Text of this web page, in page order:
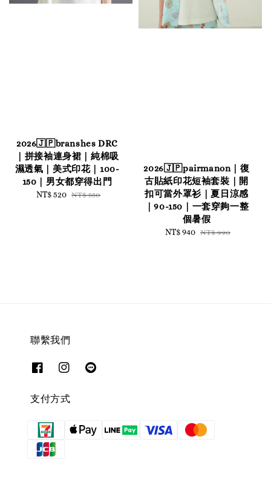
2026🇯🇵branshes DRC
｜拼接袖連身裙｜純棉吸
濕透氣｜美式印花｜100-
150｜男女都穿得出門
Sale
NT$ 520 Regular
NT$ 550
2026🇯🇵pairmanon｜復
古貼紙印花短袖套裝｜開
扣可當外罩衫｜夏日涼感
｜90-150｜一套穿夠一整
個暑假
Sale
NT$ 940 Regular
NT$ 990
聯繫我們
支付方式